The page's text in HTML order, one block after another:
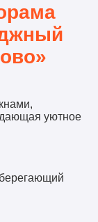
уютное